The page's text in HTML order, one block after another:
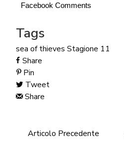
Facebook Comments
Tags
sea of thieves Stagione 11
Share
Pin
Tweet
Share
Articolo Precedente